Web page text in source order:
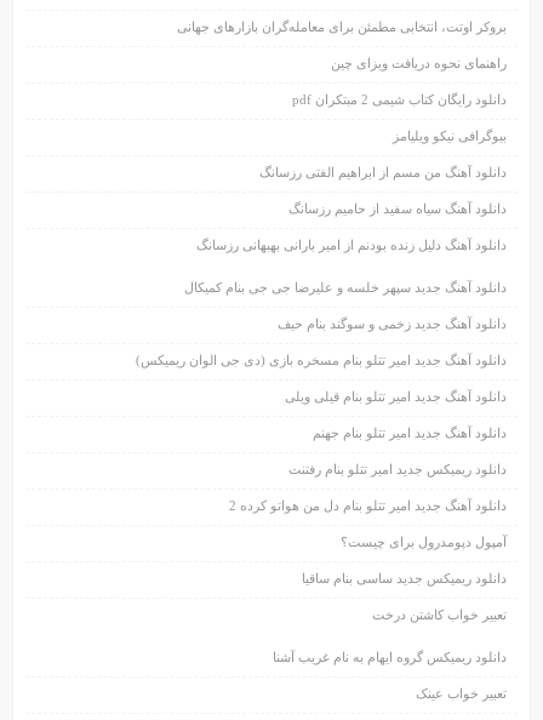
بروکر اوتت، انتخابی مطمئن برای معامله‌گران بازارهای جهانی
راهنمای نحوه دریافت ویزای چین
دانلود رایگان کتاب شیمی 2 مبتکران pdf
بیوگرافی نیکو ویلیامز
دانلود آهنگ من مسم از ابراهیم الفتی رزسانگ
دانلود آهنگ سیاه سفید از حامیم رزسانگ
دانلود آهنگ دلیل زنده بودنم از امیر بارانی بهبهانی رزسانگ
دانلود آهنگ جدید سپهر خلسه و علیرضا جی جی بنام کمیکال
دانلود آهنگ جدید زخمی و سوگند بنام حیف
دانلود آهنگ جدید امیر تتلو بنام مسخره بازی (دی جی الوان ریمیکس)
دانلود آهنگ جدید امیر تتلو بنام قیلی ویلی
دانلود آهنگ جدید امیر تتلو بنام جهنم
دانلود ریمیکس جدید امیر تتلو بنام رفتنت
دانلود آهنگ جدید امیر تتلو بنام دل من هواتو کرده 2
آمپول دپومدرول برای چیست؟
دانلود ریمیکس جدید ساسی بنام ساقیا
تعبیر خواب کاشتن درخت
دانلود ریمیکس گروه ایهام به نام غریب آشنا
تعبیر خواب عینک